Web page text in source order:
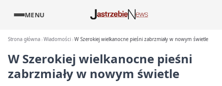
MENU
Strona główna Wiadomości W Szerokiej wielkanocne pieśni zabrzmiały w nowym świetle
W Szerokiej wielkanocne pieśni
zabrzmiały w nowym świetle